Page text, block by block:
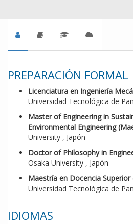
PREPARACIÓN FORMAL
Licenciatura en Ingeniería
Universidad Tecnológica de
Master of Engineering in
Environmental Engineering
University , Japón
Doctor of Philosophy in
Osaka University , Japón
Maestría en Docencia
Universidad Tecnológica de
IDIOMAS